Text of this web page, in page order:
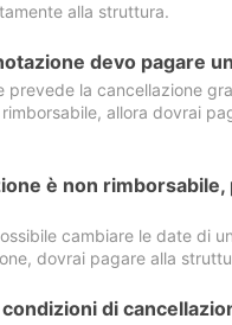
alla struttura.
devo pagare
prevede la cancellazione
allora dovrai
è non
cambiare le date di
dovrai pagare alla
di